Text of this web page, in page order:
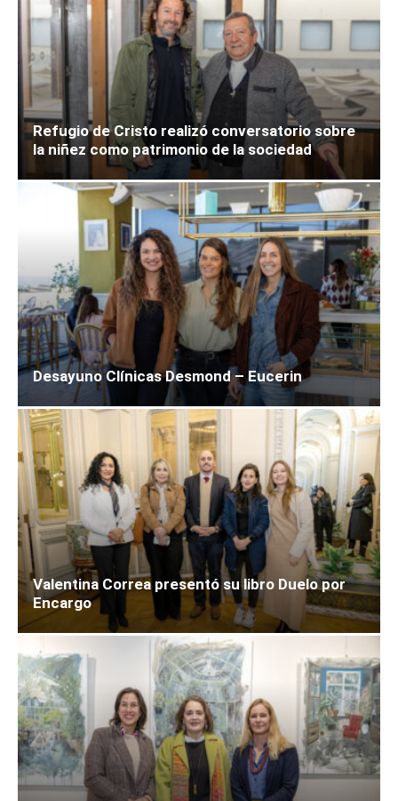
Refugio de Cristo realizó conversatorio sobre
la niñez como patrimonio de la sociedad
Desayuno Clínicas Desmond – Eucerin
Valentina Correa presentó su libro Duelo por
Encargo